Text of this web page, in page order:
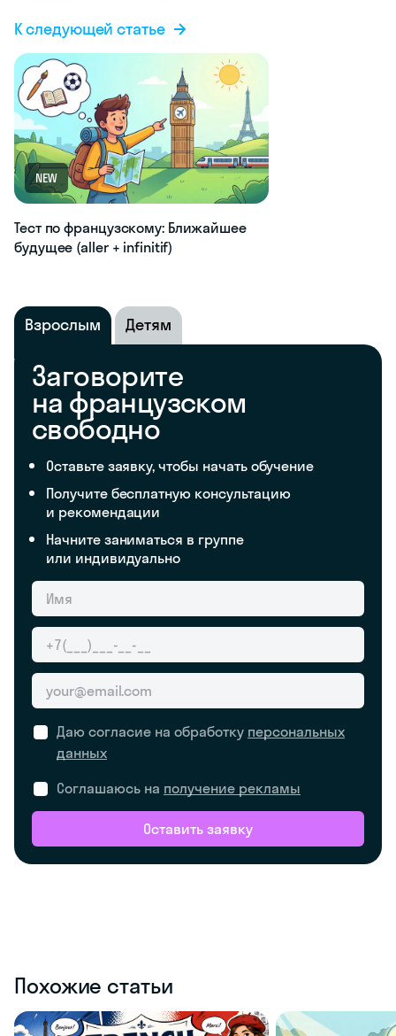
К следующей статье
NEW
Тест по французскому: Ближайшее
будущее (aller + infinitif)
Взрослым Детям
Заговорите
на французском
свободно
Оставьте заявку, чтобы начать обучение
Получите бесплатную консультацию
и рекомендации
Начните заниматься в группе
или индивидуально
Даю согласие на обработку персональных
данных
Соглашаюсь на получение рекламы
Оставить заявку
Похожие статьи